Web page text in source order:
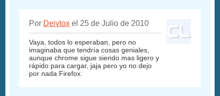
Por Deivtox el 25 de Julio de 2010
Vaya, todos lo esperaban, pero no
imaginaba que tendría cosas geniales,
aunque chrome sigue siendo mas ligero y
rápido para cargar, jaja pero yo no dejo
por nada Firefox.